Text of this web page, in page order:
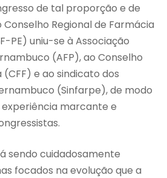
de tal proporção e de
Regional de Farmácia
PE) uniu-se à Associação
(AFP), ao Conselho
e ao sindicato dos
(Sinfarpe), de modo
marcante e
sendo cuidadosamente
focados na evolução que a